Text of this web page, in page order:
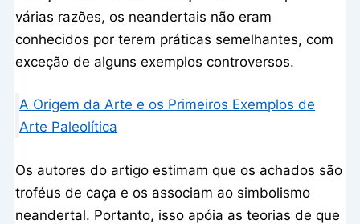
várias razões, os neandertais não eram
conhecidos por terem práticas semelhantes, com
exceção de alguns exemplos controversos.
A Origem da Arte e os Primeiros Exemplos de
Arte Paleolítica
Os autores do artigo estimam que os achados são
troféus de caça e os associam ao simbolismo
neandertal. Portanto, isso apóia as teorias de que